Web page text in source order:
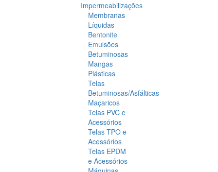
Impermeabilizações
Membranas
Líquidas
Bentonite
Emulsões
Betuminosas
Mangas
Plásticas
Telas
Betuminosas/Asfálticas
Maçaricos
Telas PVC e
Acessórios
Telas TPO e
Acessórios
Telas EPDM
e Acessórios